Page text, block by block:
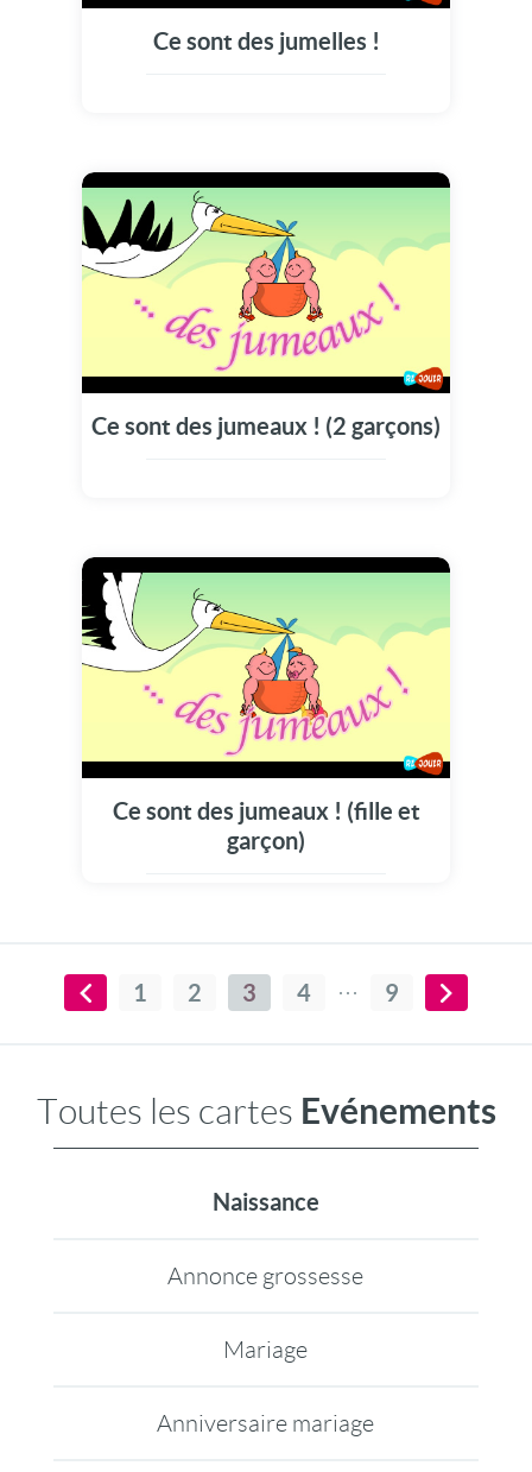
Ce sont des jumelles !
Ce sont des jumeaux ! (2 garçons)
Ce sont des jumeaux ! (fille et
garçon)
1 2 3 4 9
Toutes les cartes Evénements
Naissance
Annonce grossesse
Mariage
Anniversaire mariage